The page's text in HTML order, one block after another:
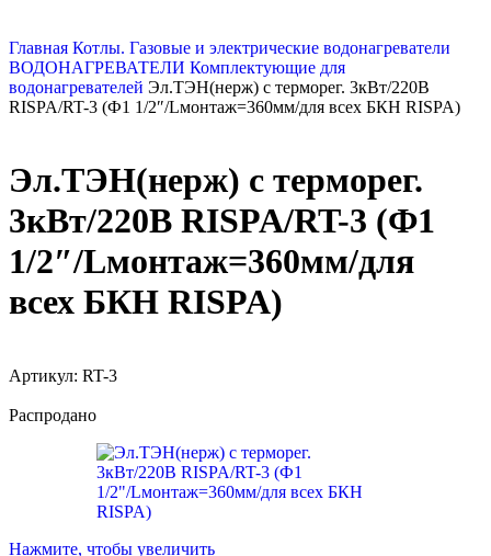
Главная Котлы. Газовые и электрические водонагреватели
ВОДОНАГРЕВАТЕЛИ Комплектующие для
водонагревателей Эл.ТЭН(нерж) с терморег. 3кВт/220В
RISPA/RT-3 (Ф1 1/2″/Lмонтаж=360мм/для всех БКН RISPA)
Эл.ТЭН(нерж) с терморег.
3кВт/220В RISPA/RT-3 (Ф1
1/2″/Lмонтаж=360мм/для
всех БКН RISPA)
Артикул: RT-3
Распродано
Нажмите, чтобы увеличить